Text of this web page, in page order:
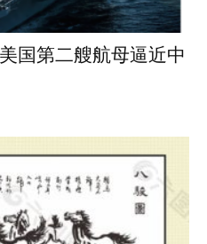
国第二艘航母逼近中